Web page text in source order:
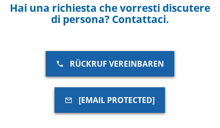
Hai una richiesta che vorresti discutere
di persona? Contattaci.
RÜCKRUF VEREINBAREN
[EMAIL PROTECTED]